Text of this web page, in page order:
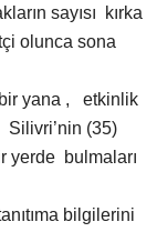
sayısı kırka
olunca sona
yana , etkinlik
Silivri’nin (35)
yerde bulmaları
bilgilerini